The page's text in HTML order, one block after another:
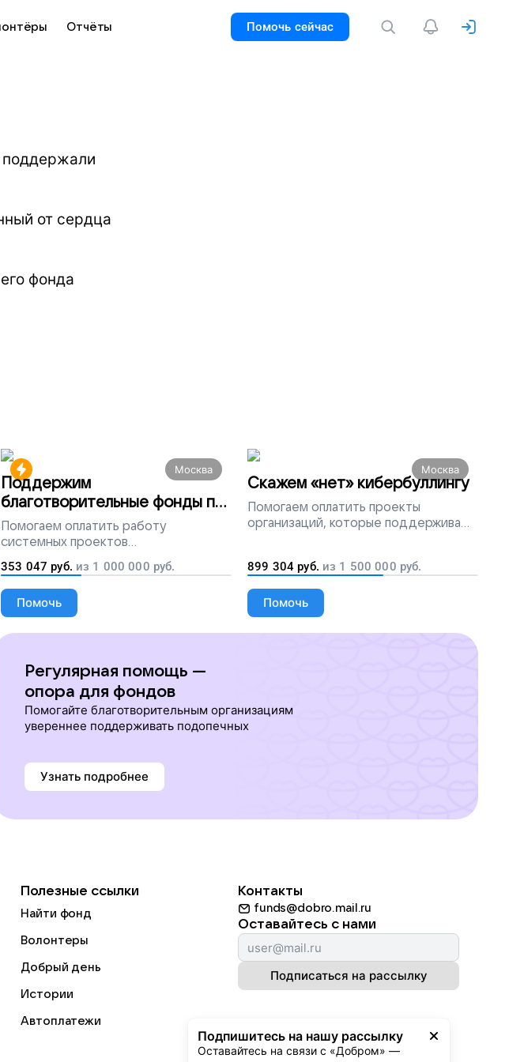
Отчёты Помочь сейчас
от сердца
фонда
Москва
Поддержим
благотворительные фонды по
всей России
Помогаем оплатить работу
системных проектов
благотворительных организаций
353 047 руб. из 1 000 000 руб.
Помочь
Москва
Скажем «нет» кибербуллингу
Помогаем оплатить проекты
организаций, которые поддерживают
899 304 руб. из 1 500 000 руб.
Помочь
Регулярная помощь —
опора для фондов
Помогайте благотворительным организациям
увереннее поддерживать подопечных
Узнать подробнее
Подпишитесь на нашу рассылку
Оставайтесь на связи с «Добром» —
Полезные ссылки
Найти фонд
Волонтеры
Добрый день
Истории
Автоплатежи
Контакты
funds@dobro.mail.ru
Оставайтесь с нами
Подписаться на рассылку